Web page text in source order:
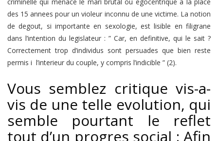
des 15 annees pour un violeur inconnu de une victime. La notion
de degout, si importante en sexologie, est lisible en filigrane
dans l’intention du legislateur : ” Car, en definitive, qui le sait ?
Correctement trop d’individus sont persuades que bien reste
permis i l’interieur du couple, y compris l’indicible ” (2).
Vous semblez critique vis-a-
vis de une telle evolution, qui
semble pourtant le reflet
tout d’un progres social : Afin